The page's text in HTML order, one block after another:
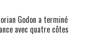
Godon a terminé
avec quatre côtes